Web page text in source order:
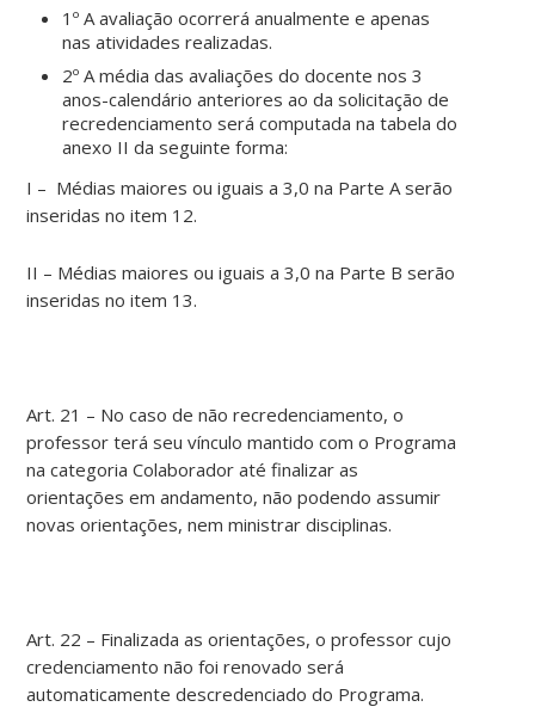
1º A avaliação ocorrerá anualmente e apenas
nas atividades realizadas.
2º A média das avaliações do docente nos 3
anos-calendário anteriores ao da solicitação de
recredenciamento será computada na tabela do
anexo II da seguinte forma:
I – Médias maiores ou iguais a 3,0 na Parte A serão
inseridas no item 12.
II – Médias maiores ou iguais a 3,0 na Parte B serão
inseridas no item 13.
Art. 21 – No caso de não recredenciamento, o
professor terá seu vínculo mantido com o Programa
na categoria Colaborador até finalizar as
orientações em andamento, não podendo assumir
novas orientações, nem ministrar disciplinas.
Art. 22 – Finalizada as orientações, o professor cujo
credenciamento não foi renovado será
automaticamente descredenciado do Programa.